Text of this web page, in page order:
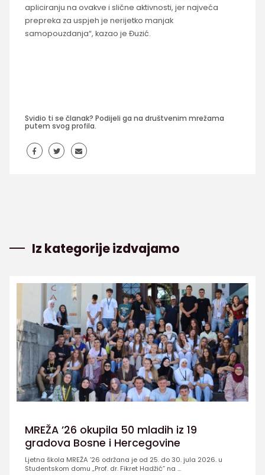
apliciranju na ovakve i slične aktivnosti, jer najveća
prepreka za uspjeh je nerijetko manjak
samopouzdanja“, kazao je Đuzić.
Svidio ti se članak? Podijeli ga na društvenim mrežama
putem svog profila.
Iz kategorije izdvajamo
MREŽA ’26 okupila 50 mladih iz 19
gradova Bosne i Hercegovine
Ljetna škola MREŽA ’26 održana je od 25. do 30. jula 2026. u
Studentskom domu „Prof. dr. Fikret Hadžić” na ...